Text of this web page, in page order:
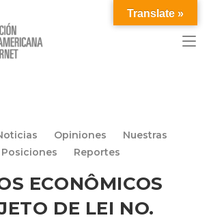
Opiniones
Nuestras
Posiciones Reportes
ECONÔMICOS
DE LEI NO.
Translate »